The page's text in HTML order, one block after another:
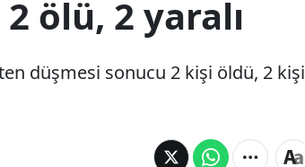
ölü, 2 yaralı
düşmesi sonucu 2 kişi öldü, 2 kişi